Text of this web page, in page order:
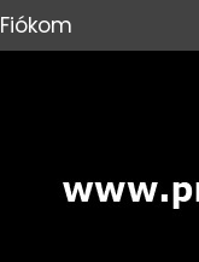
Fiókom